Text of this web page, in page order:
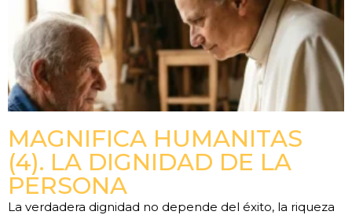
MAGNIFICA HUMANITAS
(4). LA DIGNIDAD DE LA
PERSONA
La verdadera dignidad no depende del éxito, la riqueza